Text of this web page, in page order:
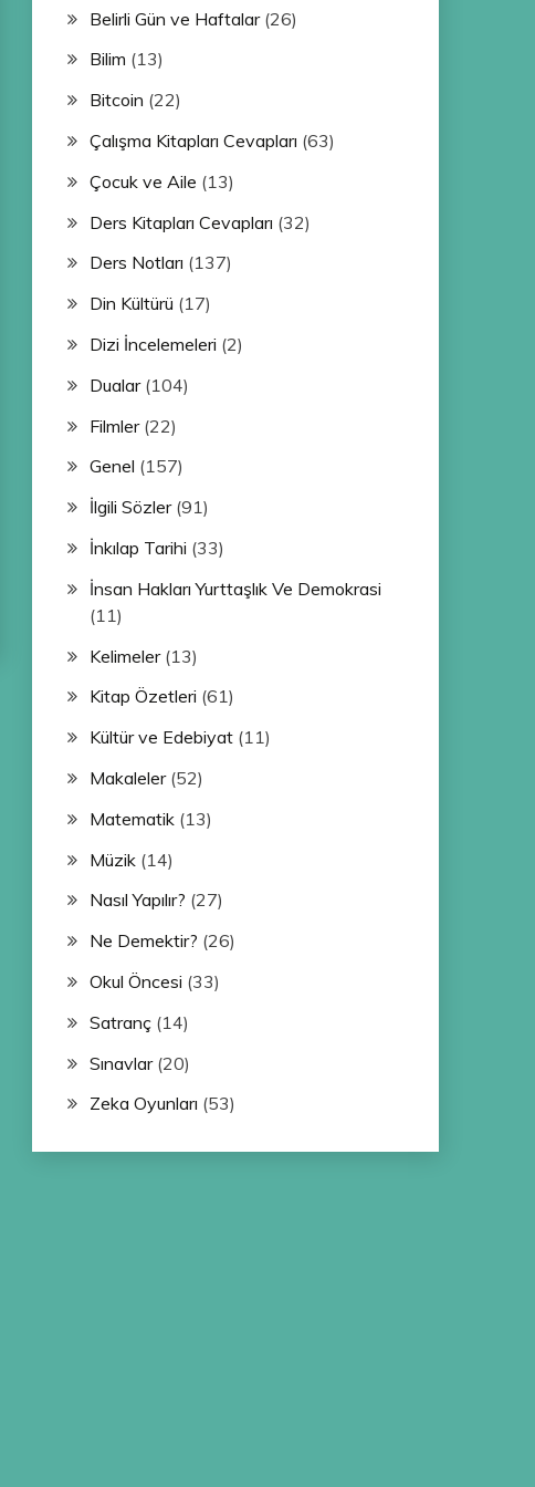
Belirli Gün ve Haftalar(26)
Bilim (13)
Bitcoin (22)
Çalışma Kitapları Cevapları (63)
Çocuk ve Aile (13)
Ders Kitapları Cevapları (32)
Ders Notları (137)
Din Kültürü (17)
Dizi İncelemeleri (2)
Dualar(104)
Filmler(22)
Genel (157)
İlgili Sözler(91)
İnkılap Tarihi (33)
İnsan Hakları Yurttaşlık Ve Demokrasi
(11)
Kelimeler(13)
Kitap Özetleri (61)
Kültür ve Edebiyat(11)
Makaleler(52)
Matematik(13)
Müzik(14)
Nasıl Yapılır? (27)
Ne Demektir? (26)
Okul Öncesi (33)
Satranç(14)
Sınavlar(20)
Zeka Oyunları (53)